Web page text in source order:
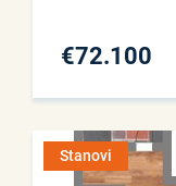
€72.100
Stanovi